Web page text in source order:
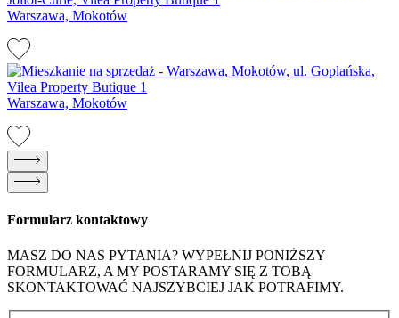
Warszawa, Mokotów
Warszawa, Mokotów
Formularz kontaktowy
MASZ DO NAS PYTANIA? WYPEŁNIJ PONIŻSZY
FORMULARZ, A MY POSTARAMY SIĘ Z TOBĄ
SKONTAKTOWAĆ NAJSZYBCIEJ JAK POTRAFIMY.